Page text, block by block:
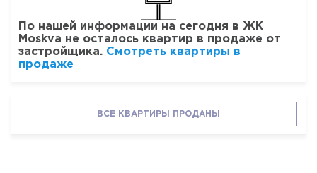
По нашей информации на сегодня в ЖК
Moskva не осталось квартир в продаже от
застройщика. Смотреть квартиры в
продаже
ВСЕ КВАРТИРЫ ПРОДАНЫ